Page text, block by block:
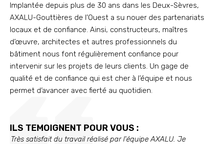
Implantée depuis plus de 30 ans dans les Deux-Sèvres,
AXALU-Gouttières de l’Ouest a su nouer des partenariats
locaux et de confiance. Ainsi, constructeurs, maîtres
d’œuvre, architectes et autres professionnels du
bâtiment nous font régulièrement confiance pour
intervenir sur les projets de leurs clients. Un gage de
qualité et de confiance qui est cher à l’équipe et nous
permet d’avancer avec fierté au quotidien.
ILS TEMOIGNENT POUR VOUS :
Très satisfait du travail réalisé par l'équipe AXALU. Je